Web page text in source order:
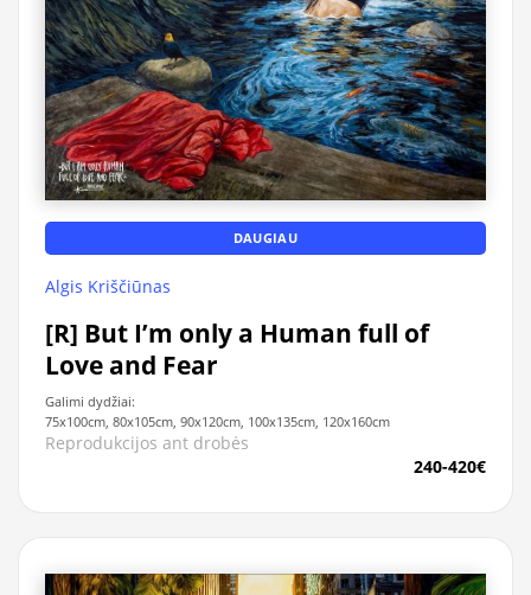
DAUGIAU
Algis Kriščiūnas
[R] But I’m only a Human full of
Love and Fear
Galimi dydžiai:
75x100cm, 80x105cm, 90x120cm, 100x135cm, 120x160cm
Reprodukcijos ant drobės
240-420€